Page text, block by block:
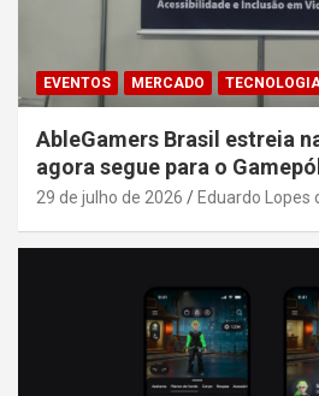
EVENTOS MERCADO
AbleGamers Brasil estreia
agora segue para o
29 de julho de 2026 Eduardo Lopes